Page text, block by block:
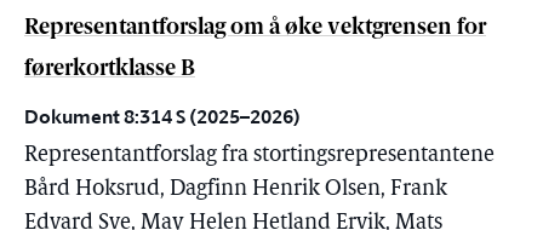
Representantforslag om å øke vektgrensen for
førerkortklasse B
Dokument 8:314 S (2025–2026)
Representantforslag fra stortingsrepresentantene
Bård Hoksrud, Dagfinn Henrik Olsen, Frank
Edvard Sve, May Helen Hetland Ervik, Mats